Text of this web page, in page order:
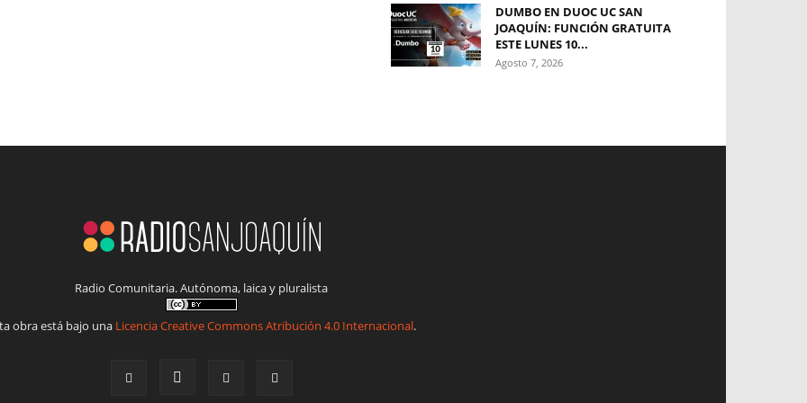
DUMBO EN DUOC UC SAN
JOAQUÍN: FUNCIÓN GRATUITA
ESTE LUNES 10...
Agosto 7, 2026
Radio Comunitaria. Autónoma, laica y pluralista
obra está bajo una Licencia Creative Commons Atribución 4.0 Internacional.